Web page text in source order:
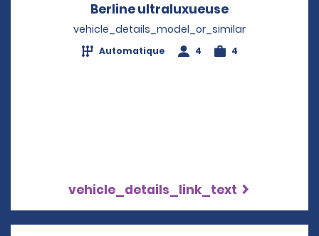
Berline ultraluxueuse
vehicle_details_model_or_similar
Automatique 4 4
vehicle_details_link_text